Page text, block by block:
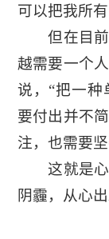
可以把我所
但在目前
越需要一个
说，“把一种
要付出并不
注，也需要
这就是心
阴霾，从心